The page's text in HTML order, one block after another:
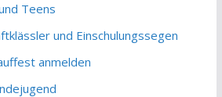
Teens
und Einschulungssegen
anmelden